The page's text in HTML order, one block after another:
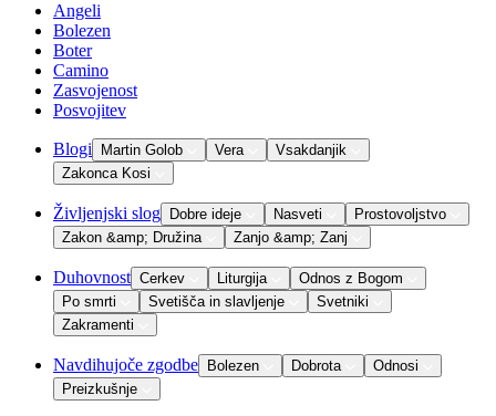
Angeli
Bolezen
Boter
Camino
Zasvojenost
Posvojitev
Blogi Martin Golob Vera
Vsakdanjik
Zakonca Kosi
Življenjski slog Dobre ideje Nasveti
Prostovoljstvo
Zakon &amp; Družina
Zanjo &amp; Zanj
Duhovnost Cerkev Liturgija
Odnos z Bogom
Po smrti
Svetišča in slavljenje
Svetniki
Zakramenti
Navdihujoče zgodbe Bolezen Dobrota
Odnosi
Preizkušnje